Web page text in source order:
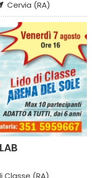
Cervia (RA)
Classe (RA)